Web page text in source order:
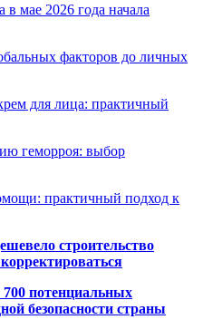
в мае 2026 года начала
факторов до личных
для лица: практичный
геморроя: выбор
практичный подход к
строительство
потенциальных
безопасности страны